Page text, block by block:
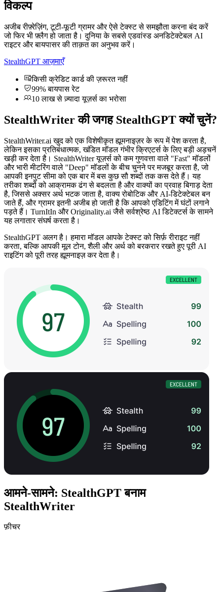
विकल्प
अजीब रीफ़्रेज़िंग, टूटी-फूटी ग्रामर और ऐसे टेक्स्ट से समझौता करना बंद करें
जो फिर भी फ़्लैग हो जाता है। दुनिया के सबसे एडवांस्ड अनडिटेक्टेबल AI
राइटर और बायपासर की ताक़त का अनुभव करें।
StealthGPT आज़माएँ
किसी क्रेडिट कार्ड की ज़रूरत नहीं
99% बायपास रेट
10 लाख से ज़्यादा यूज़र्स का भरोसा
StealthWriter की जगह StealthGPT क्यों चुनें?
StealthWriter.ai खुद को एक विशेषीकृत ह्यूमनाइज़र के रूप में पेश करता है,
लेकिन इसका प्रतिबंधात्मक, खंडित मॉडल गंभीर क्रिएटर्स के लिए बड़ी अड़चनें
खड़ी कर देता है। StealthWriter यूज़र्स को कम गुणवत्ता वाले "Fast" मॉडलों
और भारी मीटरिंग वाले "Deep" मॉडलों के बीच चुनने पर मजबूर करता है, जो
आपकी इनपुट सीमा को एक बार में बस कुछ सौ शब्दों तक कस देते हैं। यह
तरीका शब्दों को आक्रामक ढंग से बदलता है और वाक्यों का प्रवाह बिगाड़ देता
है, जिससे अक्सर अर्थ भटक जाता है, वाक्य रोबोटिक और AI-डिटेक्टेबल बन
जाते हैं, और ग्रामर इतनी अजीब हो जाती है कि आपको एडिटिंग में घंटों लगाने
पड़ते हैं। TurnItIn और Originality.ai जैसे सर्वश्रेष्ठ AI डिटेक्टर्स के सामने
यह लगातार संघर्ष करता है।
StealthGPT अलग है। हमारा मॉडल आपके टेक्स्ट को सिर्फ़ रीराइट नहीं
करता, बल्कि आपकी मूल टोन, शैली और अर्थ को बरकरार रखते हुए पूरी AI
राइटिंग को पूरी तरह ह्यूमनाइज़ कर देता है।
आमने-सामने: StealthGPT बनाम
StealthWriter
फ़ीचर